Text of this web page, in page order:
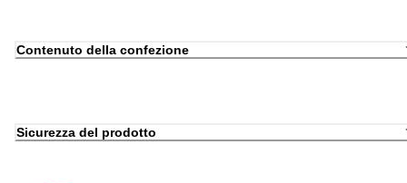
Contenuto della confezione
Sicurezza del prodotto